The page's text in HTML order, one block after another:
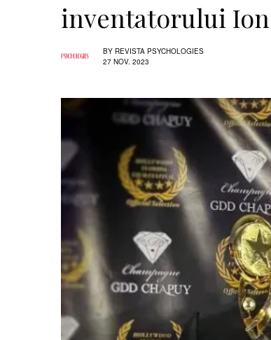
inventatorului
BY REVISTA PSYCHOLOGIES
27 NOV. 2023